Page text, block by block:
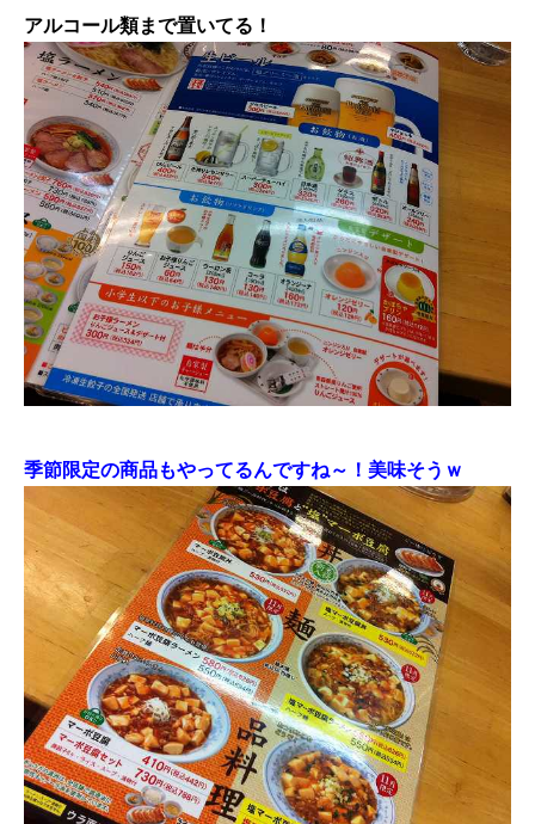
アルコール類まで置いてる！
季節限定の商品もやってるんですね～！美味そうｗ